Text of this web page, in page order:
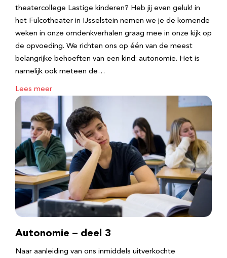
theatercollege Lastige kinderen? Heb jij even geluk! in
het Fulcotheater in IJsselstein nemen we je de komende
weken in onze omdenkverhalen graag mee in onze kijk op
de opvoeding. We richten ons op één van de meest
belangrijke behoeften van een kind: autonomie. Het is
namelijk ook meteen de…
Lees meer
Autonomie – deel 3
Naar aanleiding van ons inmiddels uitverkochte